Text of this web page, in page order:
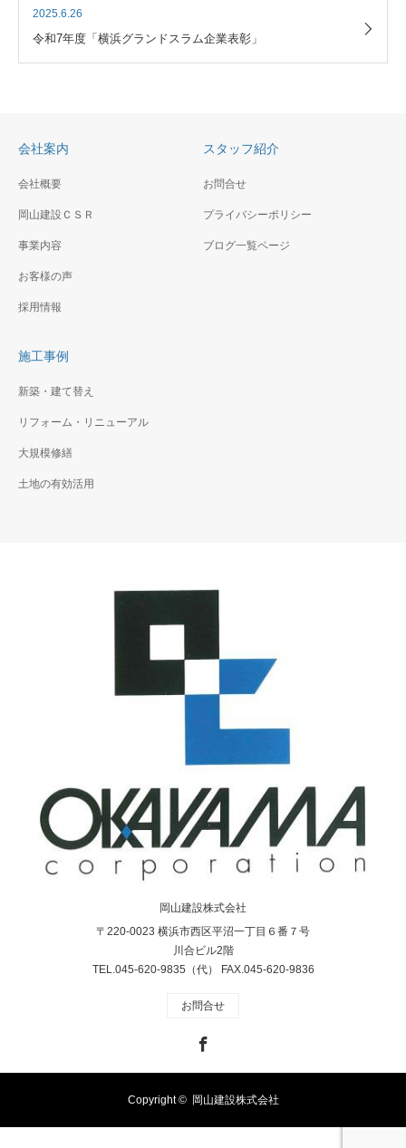
2025.6.26
令和7年度「横浜グランドスラム企業表彰」
会社案内
会社概要
岡山建設ＣＳＲ
事業内容
お客様の声
採用情報
スタッフ紹介
お問合せ
プライバシーポリシー
ブログ一覧ページ
施工事例
新築・建て替え
リフォーム・リニューアル
大規模修繕
土地の有効活用
岡山建設株式会社
〒220-0023 横浜市西区平沼一丁目６番７号
川合ビル2階
TEL.045-620-9835（代） FAX.045-620-9836
お問合せ
Copyright © 岡山建設株式会社